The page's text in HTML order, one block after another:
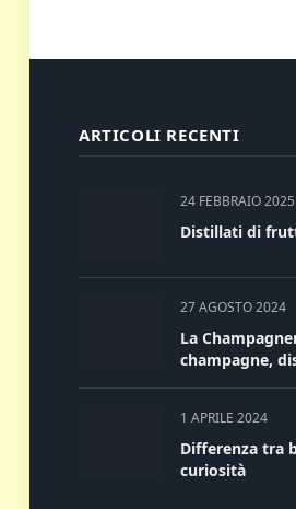
ARTICOLI RECENTI
24 FEBBRAIO 2025
Distillati di
27 AGOSTO 2024
La
champagne,
1 APRILE 2024
Differenza tra
curiosità